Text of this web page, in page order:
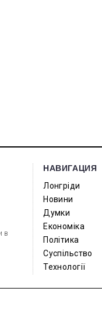
в
НАВИГАЦИЯ
Лонгріди
Новини
Думки
Економіка
Політика
Суспільство
Технології